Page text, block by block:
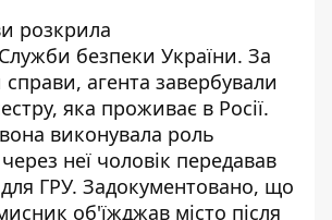
розкрила
Служби безпеки України. За
агента завербували
яка проживає в Росії.
виконувала роль
неї чоловік передавав
ГРУ. Задокументовано, що
об'їжджав місто після